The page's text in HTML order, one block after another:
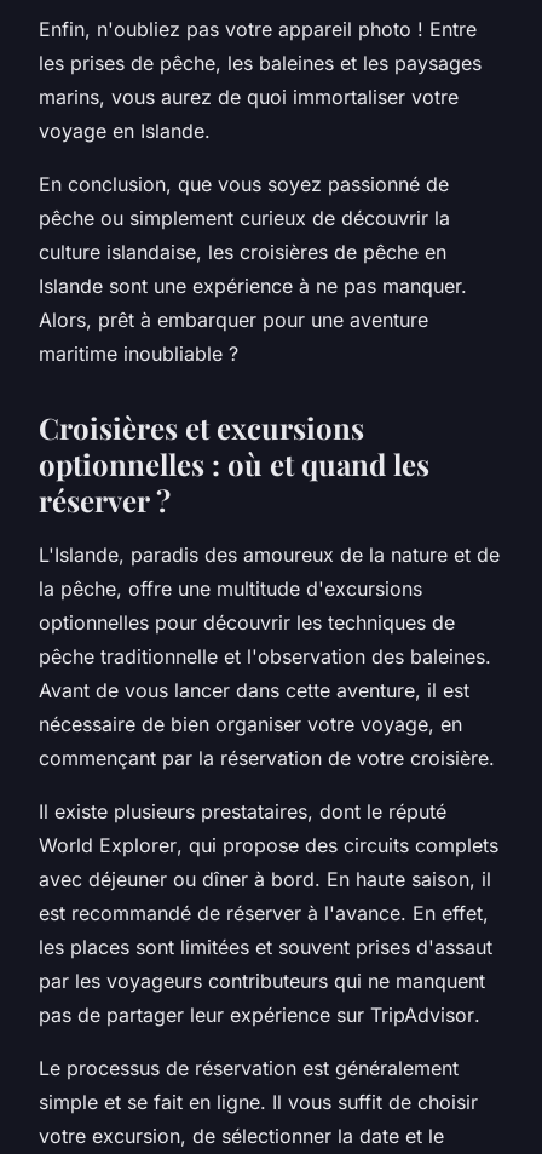
Enfin, n'oubliez pas votre appareil photo ! Entre
les prises de pêche, les baleines et les paysages
marins, vous aurez de quoi immortaliser votre
voyage en Islande.
En conclusion, que vous soyez passionné de
pêche ou simplement curieux de découvrir la
culture islandaise, les croisières de pêche en
Islande sont une expérience à ne pas manquer.
Alors, prêt à embarquer pour une aventure
maritime inoubliable ?
Croisières et excursions
optionnelles : où et quand les
réserver ?
L'Islande, paradis des amoureux de la nature et de
la pêche, offre une multitude d'excursions
optionnelles pour découvrir les techniques de
pêche traditionnelle et l'observation des baleines.
Avant de vous lancer dans cette aventure, il est
nécessaire de bien organiser votre voyage, en
commençant par la réservation de votre croisière.
Il existe plusieurs prestataires, dont le réputé
World Explorer, qui propose des circuits complets
avec déjeuner ou dîner à bord. En haute saison, il
est recommandé de réserver à l'avance. En effet,
les places sont limitées et souvent prises d'assaut
par les voyageurs contributeurs qui ne manquent
pas de partager leur expérience sur TripAdvisor.
Le processus de réservation est généralement
simple et se fait en ligne. Il vous suffit de choisir
votre excursion, de sélectionner la date et le